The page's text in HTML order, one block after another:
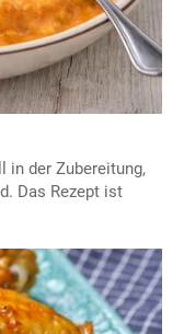
in der Zubereitung,
Das Rezept ist